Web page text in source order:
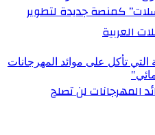
كمنصة جديدة لتطوير
العربية
المهرجانات لن تصلح